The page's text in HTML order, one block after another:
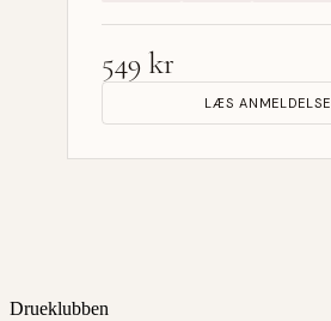
549 kr
LÆS ANMELDELSE
Drueklubben